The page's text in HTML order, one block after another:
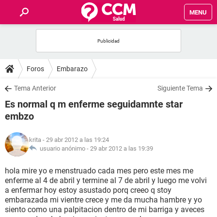
MENU
FOROS
SALUD
FAMILIA
NUTRICIÓN
SEXUALIDAD
GLOSARIO
Foros Embarazo
Tema Anterior Siguiente Tema
Es normal q m enferme seguidamnte star
embzo
krita - 29 abr 2012 a las 19:24
usuario anónimo - 29 abr 2012 a las 19:39
hola mire yo e menstruado cada mes pero este mes me
enferme al 4 de abril y termine al 7 de abril y luego me volvi
a enfermar hoy estoy asustado porq creeo q stoy
embarazada mi vientre crece y me da mucha hambre y yo
siento como una palpitacion dentro de mi barriga y aveces